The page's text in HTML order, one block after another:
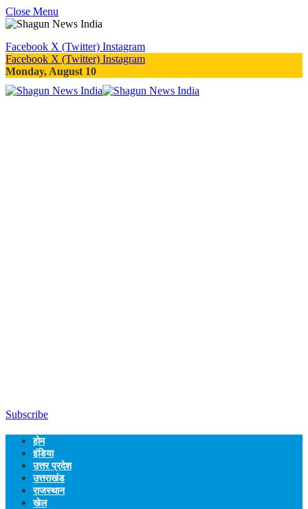
Close Menu
Facebook X (Twitter) Instagram
Facebook X (Twitter) Instagram
Monday, August 10
Subscribe
होम
इंडिया
उत्तर प्रदेश
उत्तराखंड
राजस्थान
खेल